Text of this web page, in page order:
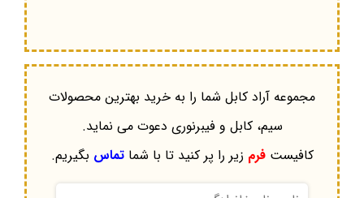
مجموعه آراد کابل شما را به خرید بهترین محصولات
سیم، کابل و فیبرنوری دعوت می نماید.
کافیستفرم زیر را پر کنید تا با شماتماس بگیریم.